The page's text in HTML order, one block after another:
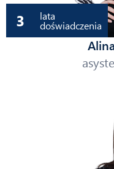
3 lata
doświadczenia